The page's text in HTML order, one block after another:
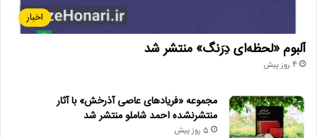
اخبار
آلبوم «لحظه‌ای دِرَنگ» منتشر شد
4 روز پیش
مجموعه «فریادهای عاصی آذرخش» با آثار
منتشرنشده احمد شاملو منتشر شد
5 روز پیش